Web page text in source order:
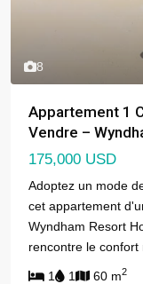
8
Appartement 1
Vendre –
175,000 USD
Adoptez un mode
cet appartement
Wyndham Resort
rencontre le
1 1 60 m2